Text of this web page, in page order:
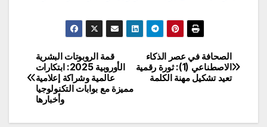
تصفّح
المقالات
قمة الروبوتات البشرية
الأوروبية 2025: ابتكارات
عالمية وشراكة إعلامية
مميزة مع بوابات التكنولوجيا
وأخبارها
الصحافة في عصر الذكاء
الاصطناعي (1): ثورة رقمية
تعيد تشكيل مهنة الكلمة